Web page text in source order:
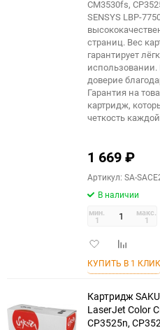
CM3530fs,
SENSYS LBP-
страниц. Вес
гарантирует
использовании.
доверие
Гарантия на
картридж,
четкость
1 669₽
Артикул: SA-
В наличии
мин.
1
макс.
1
Добавить
избранное
Добавить
сравнению
КУПИТЬ В 1 КЛИК
Картридж
LaserJet Color
CP3525n,